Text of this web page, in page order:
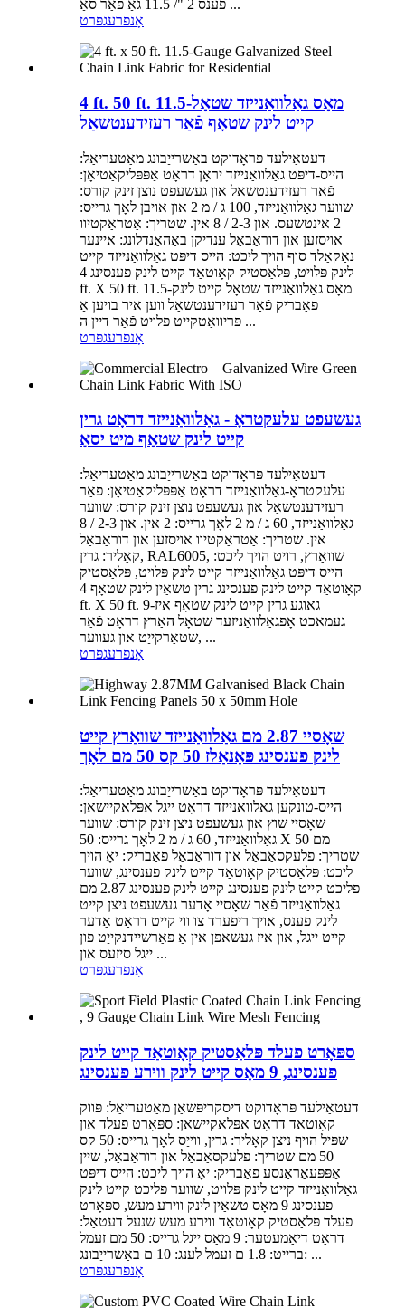
פענס 2 "/ 11.5 גאַ פֿאַר סאַ ...
אָנפרעגפּרט
4 ft. 50 ft. 11.5-מאָס גאַלוואַנייזד שטאָל
קייט לינק שטאָף פֿאַר רעזידענטשאַל
דעטאַילעד פּראָדוקט באַשרייַבונג מאַטעריאַל:
הייס-דיפּט גאַלוואַנייזד יראָן דראָט אַפּפּליקאַטיאָן:
פֿאַר רעזידענטשאַל און געשעפט נוצן זינק קורס:
שווער גאַלוואַנייזד, 100 ג / מ 2 און אויבן לאָך גרייס:
2 אינטשעס. און 2-3 / 8 אין. שטריך: אַטראַקטיוו
אויסזען און דוראַבאַל ענדיקן באַהאַנדלונג: איינער
נאַקאַלד סוף הויך ליכט: הייס דיפּט גאַלוואַנייזד קייט
לינק פּלויט, פּלאַסטיק קאָוטאַד קייט לינק פענסינג 4
ft. X 50 ft. 11.5-מאָס גאַלוואַנייזד שטאָל קייט לינק
פאַבריק פֿאַר רעזידענטשאַל ווען איר בויען אַ
פּריוואַטקייט פּלויט פֿאַר דיין ה ...
אָנפרעגפּרט
געשעפט עלעקטראָ - גאַלוואַנייזד דראָט גרין
קייט לינק שטאָף מיט יסאָ
דעטאַילעד פּראָדוקט באַשרייַבונג מאַטעריאַל:
עלעקטראָ-גאַלוואַנייזד דראָט אַפּפּליקאַטיאָן: פֿאַר
רעזידענטשאַל און געשעפט נוצן זינק קורס: שווער
גאַלוואַנייזד, 60 ג / מ 2 לאָך גרייס: 2 אין. און 2-3 / 8
אין. שטריך: אַטראַקטיוו אויסזען און דוראַבאַל
קאָליר: גרין, RAL6005, שוואַרץ, רויט הויך ליכט:
הייס דיפּט גאַלוואַנייזד קייט לינק פּלויט, פּלאַסטיק
קאָוטאַד קייט לינק פענסינג גרין טשאַין לינק שטאָף 4
ft. X 50 ft. 9-גאַוגע גרין קייט לינק שטאָף איז
געמאכט אָפגאַלוואַניזעד שטאָל האַרץ דראָט פֿאַר
שטאַרקייַט און געווער, ...
אָנפרעגפּרט
שאָסיי 2.87 מם גאַלוואַנייזד שוואַרץ קייט
לינק פענסינג פּאַנאַלז 50 קס 50 מם לאָך
דעטאַילעד פּראָדוקט באַשרייַבונג מאַטעריאַל:
הייס-טונקען גאַלוואַנייזד דראָט ייגל אַפּלאַקיישאַן:
שאָסיי שוץ און געשעפט ניצן זינק קורס: שווער
גאַלוואַנייזד, 60 ג / מ 2 לאָך גרייס: 50 X 50 מם
שטריך: פלעקסאַבאַל און דוראַבאַל פאַבריק: יאָ הויך
ליכט: פּלאַסטיק קאָוטאַד קייט לינק פענסינג, שווער
פליכט קייט לינק פענסינג קייט לינק פענסינג 2.87 מם
גאַלוואַנייזד פֿאַר שאָסיי אָדער געשעפט ניצן קייט
לינק פענס, אויך ריפערד צו ווי קייט דראָט אָדער
קייט ייגל, און איז געשאפן אין אַ פאַרשיידנקייַט פון
ייגל סיזעס און ...
אָנפרעגפּרט
ספּאָרט פעלד פּלאַסטיק קאָוטאַד קייט לינק
פענסינג, 9 מאָס קייט לינק ווירע פענסינג
דעטאַילעד פּראָדוקט דיסקריפּשאַן מאַטעריאַל: פּווק
קאָוטאַד דראָט אַפּלאַקיישאַן: ספּאָרט פעלד און
שפּיל הויף ניצן קאָליר: גרין, ווייַס לאָך גרייס: 50 קס
50 מם שטריך: פלעקסאַבאַל און דוראַבאַל, שיין
אַפּפּעאַראַנסע פאַבריק: יאָ הויך ליכט: הייס דיפּט
גאַלוואַנייזד קייט לינק פּלויט, שווער פליכט קייט לינק
פענסינג 9 מאָס טשאַין לינק ווירע מעש, ספּאָרט
פעלד פּלאַסטיק קאָוטאַד ווירע מעש שנעל דעטאַל:
דראָט דיאַמעטער: 9 מאָס ייגל גרייס: 50 מם זעמל
ברייט: 1.8 ם זעמל לענג: 10 ם באַשרייַבונג: ...
אָנפרעגפּרט